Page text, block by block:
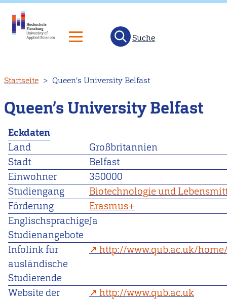
zum
Inhalt
Suche
Startseite Queen’s University Belfast
Queen’s University Belfast
Eckdaten
Land
Großbritannien
Stadt
Belfast
Einwohner
350000
Studiengang
Biotechnologie und
Förderung
Erasmus+
Englischsprachige
Studienangebote
Ja
Infolink für
ausländische
Studierende
http://www.qub.ac.uk/
Website der
http://www.qub.ac.uk